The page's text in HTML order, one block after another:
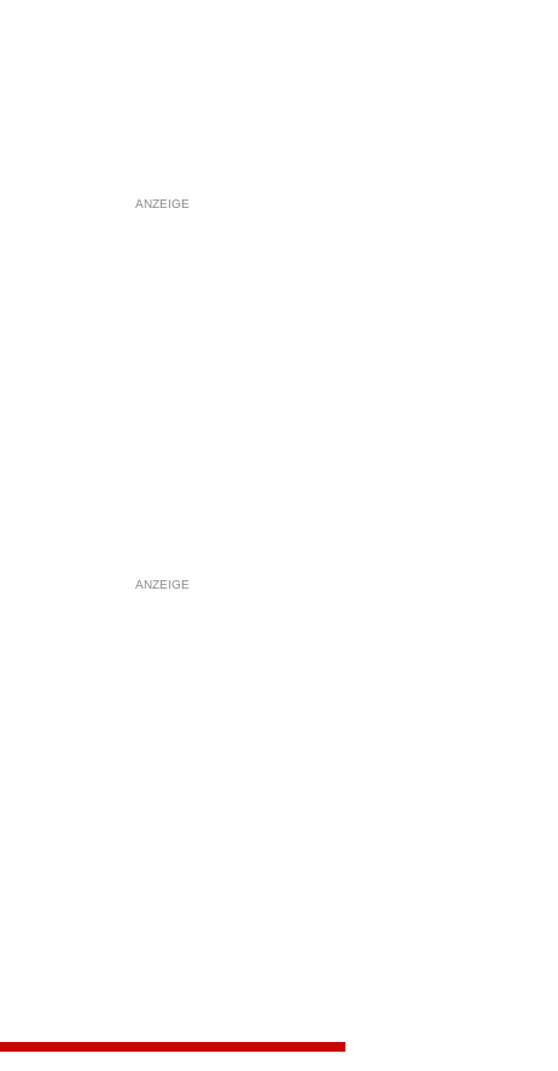
ANZEIGE
ANZEIGE